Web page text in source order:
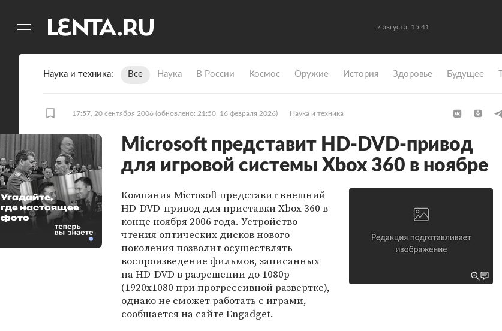
7 августа, 15:41
Наука и техника Все Наука В России Космос Оружие История Здоровье Будущее
17:57, 20 сентября 2006 (обновлено: 21:50, 16 февраля 2026) Наука и техника
Microsoft представит HD-DVD-привод
для игровой системы Xbox 360 в ноябре
Компания Microsoft представит внешний
HD-DVD-привод для приставки Xbox 360 в
конце ноября 2006 года. Устройство
чтения оптических дисков нового
поколения позволит осуществлять
воспроизведение фильмов, записанных
на HD-DVD в разрешении до 1080p
(1920x1080 при прогрессивной развертке),
однако не сможет работать с играми,
сообщается на сайте Engadget.
Угадайте,
где настоящее
фото